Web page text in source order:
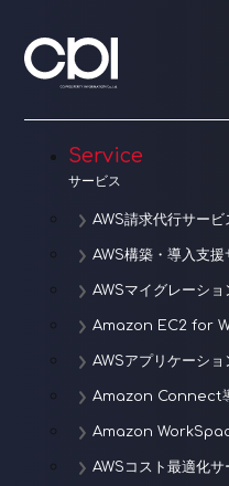
Service
サービス
AWS請求代行サービ
AWS構築・導入支援
AWSマイグレーショ
Amazon EC2 for
AWSアプリケーショ
Amazon Connect
Amazon
AWSコスト最適化サ